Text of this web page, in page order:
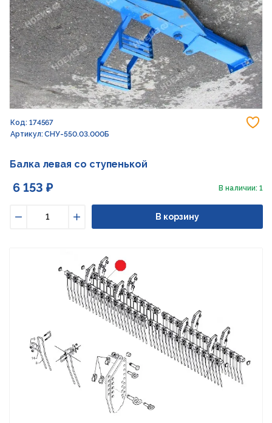
Код: 174567
Артикул: СНУ-550.03.000Б
Балка левая со ступенькой
6 153 ₽ В наличии: 1
Увеличить
В корзину